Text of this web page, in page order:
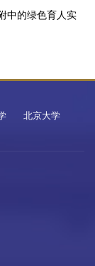
中的绿色育人实
北京大学